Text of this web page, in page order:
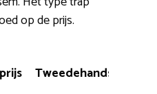
op de prijs.
Tweedehands